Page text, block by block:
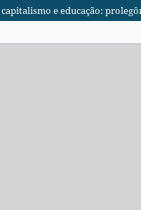
e educação: